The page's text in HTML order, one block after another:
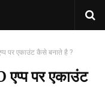
पर एकाउंट कैसे बनाते है ?
एप्प पर एकाउंट